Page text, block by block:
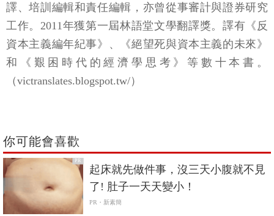
譯、培訓編輯和責任編輯，亦曾從事審計與證券研究
工作。2011年獲第一屆林語堂文學翻譯獎。譯有《反
資本主義編年紀事》、《絕望死與資本主義的未來》
和《艱困時代的經濟學思考》等數十本書。
（victranslates.blogspot.tw/）
你可能會喜歡
PR
起床就先做件事，沒三天小腹就不見
了! 肚子一天天變小！
PR・新素簡